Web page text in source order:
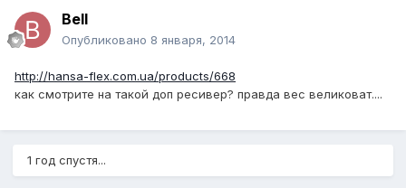
Bell
Опубликовано 8 января, 2014
http://hansa-flex.com.ua/products/668
как смотрите на такой доп ресивер? правда вес великоват....
1 год спустя...